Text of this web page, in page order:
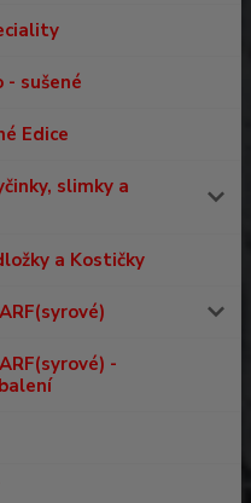
- sušené
Edice
slimky a
a Kostičky
-